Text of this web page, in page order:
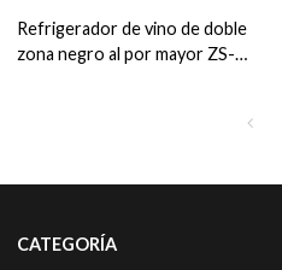
Refrigerador de vino de doble
zona negro al por mayor ZS-
CATEGORÍA